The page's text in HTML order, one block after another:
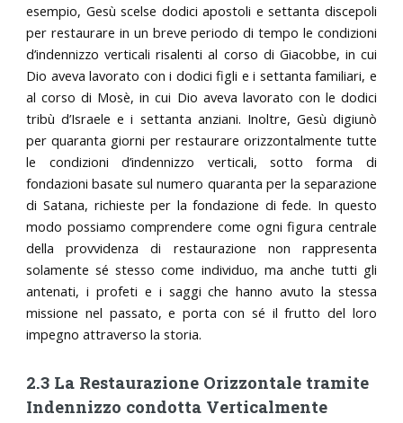
esempio, Gesù scelse dodici apostoli e settanta discepoli
per restaurare in un breve periodo di tempo le condizioni
d’indennizzo verticali risalenti al corso di Giacobbe, in cui
Dio aveva lavorato con i dodici figli e i settanta familiari, e
al corso di Mosè, in cui Dio aveva lavorato con le dodici
tribù d’Israele e i settanta anziani. Inoltre, Gesù digiunò
per quaranta giorni per restaurare orizzontalmente tutte
le condizioni d’indennizzo verticali, sotto forma di
fondazioni basate sul numero quaranta per la separazione
di Satana, richieste per la fondazione di fede. In questo
modo possiamo comprendere come ogni figura centrale
della provvidenza di restaurazione non rappresenta
solamente sé stesso come individuo, ma anche tutti gli
antenati, i profeti e i saggi che hanno avuto la stessa
missione nel passato, e porta con sé il frutto del loro
impegno attraverso la storia.
2.3 La Restaurazione Orizzontale tramite
Indennizzo condotta Verticalmente